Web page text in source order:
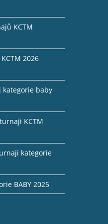
KCTM
2026
kategorie baby
KCTM
kategorie
BABY 2025